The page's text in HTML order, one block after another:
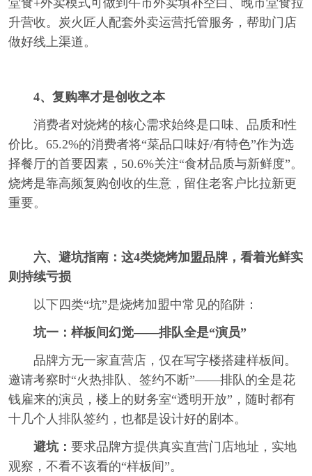
升营收。炭火匠人配套外卖运营托管服务，帮助门店
做好线上渠道。
4、复购率才是创收之本
消费者对烧烤的核心需求始终是口味、品质和性
价比。65.2%的消费者将“菜品口味好/有特色”作为选
择餐厅的首要因素，50.6%关注“食材品质与新鲜度”。
烧烤是靠高频复购创收的生意，留住老客户比拉新更
重要。
六、避坑指南：这4类烧烤加盟品牌，看着光鲜实
则持续亏损
以下四类“坑”是烧烤加盟中常见的陷阱：
坑一：样板间幻觉——排队全是“演员”
品牌方无一家直营店，仅在写字楼搭建样板间。
邀请考察时“火热排队、签约不断”——排队的全是花
钱雇来的演员，楼上的财务室“透明开放”，随时都有
十几个人排队签约，也都是设计好的剧本。
避坑： 要求品牌方提供真实直营门店地址，实地
观察，不看不该看的“样板间”。